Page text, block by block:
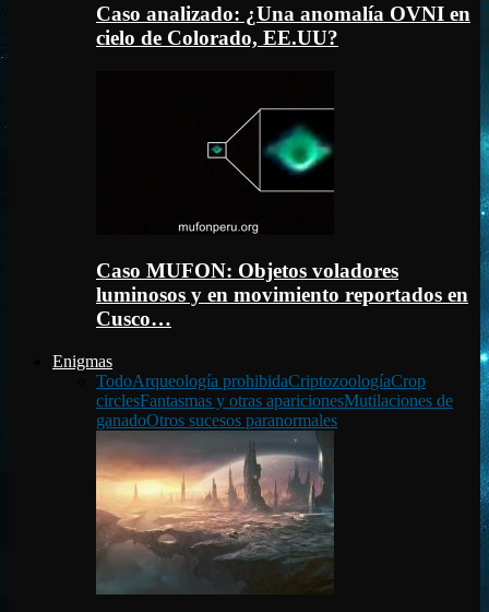
Caso analizado: ¿Una anomalía OVNI en
cielo de Colorado, EE.UU?
Caso MUFON: Objetos voladores
luminosos y en movimiento reportados en
Cusco…
Enigmas
TodoArqueología prohibidaCriptozoologíaCrop
circlesFantasmas y otras aparicionesMutilaciones de
ganadoOtros sucesos paranormales